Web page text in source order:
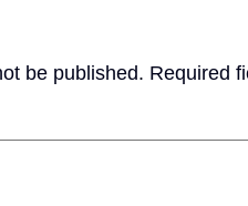
be published. Required